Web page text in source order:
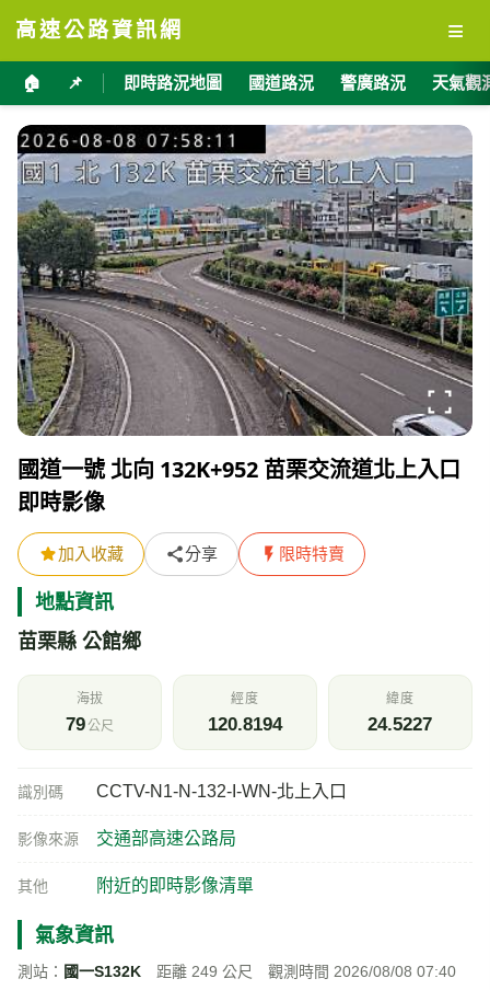
高速公路資訊網 ≡
🏠 📌 即時路況地圖 國道路況 警廣路況 天氣觀
國道一號 北向 132K+952 苗栗交流道北上入口
即時影像
加入收藏 分享 限時特賣
地點資訊
苗栗縣 公館鄉
海拔
79公尺
經度
120.8194
緯度
24.5227
識別碼 CCTV-N1-N-132-I-WN-北上入口
影像來源 交通部高速公路局
其他 附近的即時影像清單
氣象資訊
測站： 國一S132K 距離 249 公尺 觀測時間 2026/08/08 07:40